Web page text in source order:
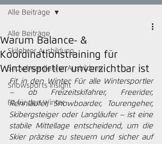
Alle Beiträge
Skilehrer Ausbildung
Snowboardlehrer Ausbildung
Snowsports Insight
Fit für den Winter
Alle Beiträge
Warum Balance- &
Koordinationstraining für
Wintersportler unverzichtbar ist
Fit in den Winter: Für alle Wintersportler
– ob Freizeitskifahrer, Freerider,
Rennläufer, Snowboarder, Tourengeher,
Skibergsteiger oder Langläufer – ist eine
stabile Mittellage entscheidend, um die
Skier präzise zu steuern und sicher auf